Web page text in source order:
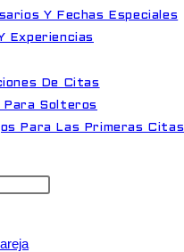
Y Fechas Especiales
Experiencias
De Citas
Para Solteros
Para Las Primeras Citas